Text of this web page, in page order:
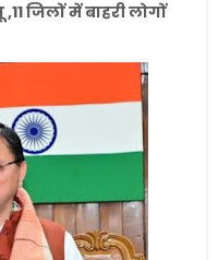
जिलों में बाहरी लोगों